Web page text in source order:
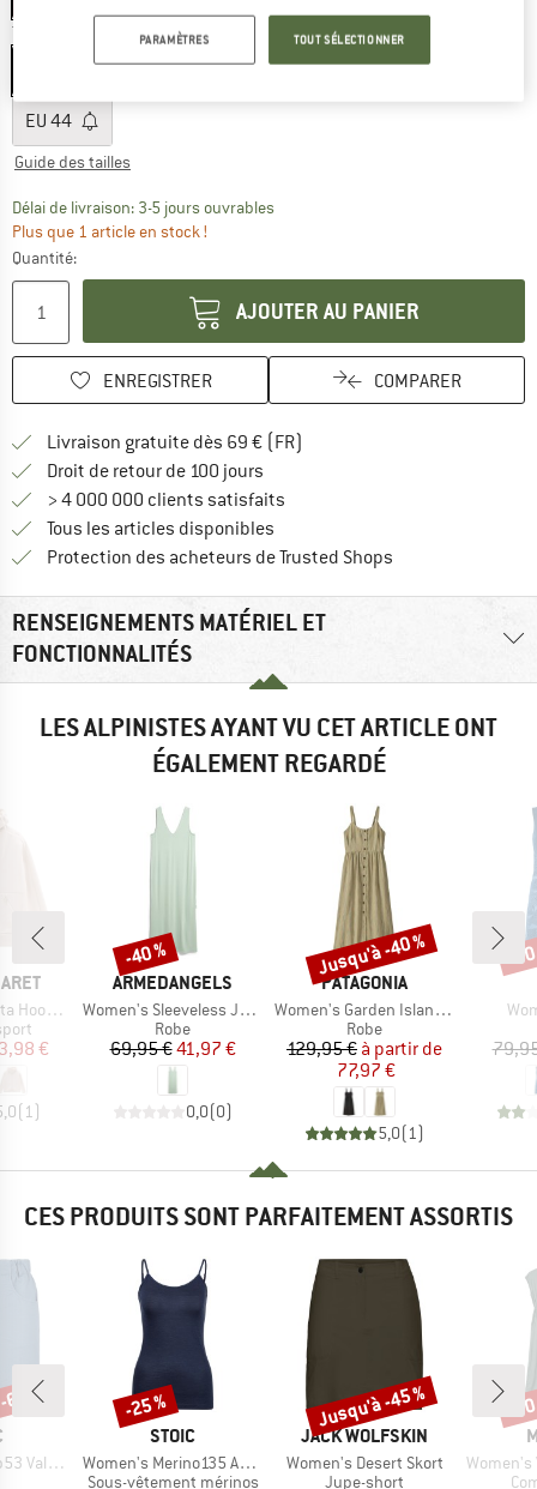
Taille: EU
EU36 EU38 EU40 EU42
EU 44
Guide des tailles
Délai de livraison: 3-5 jours ouvrablesLe lien s'ouvre dans une boîte
Plus que 1 article en stock !
Quantité:
AJOUTER AU PANIER
ENREGISTRER COMPARER
Livraison gratuite dès 69 € (FR)
Droit de retour de 100 jours
> 4 000 000 clients satisfaits
Tous les articles disponibles
Protection des acheteurs de Trusted Shops
RENSEIGNEMENTS MATÉRIEL ET
FONCTIONNALITÉS
LES ALPINISTES AYANT VU CET ARTICLE ONT
ÉGALEMENT REGARDÉ
Jacket
réduit
€
( 1)
MARQUE
ARMEDANGELS
Article
Women's Sleeveless Jersey Midi Dress
Product group
Robe
Prix
69,95 €Prix réduit
41,97 €
0,0(0)
Remise
-40 %
MARQUE
PATAGONIA
Article
Women's Garden Island Dress
Product group
Robe
Prix
129,95 € Prix réduit
à partir de
77,97 €
5,0( 1)
Remise
Jusqu'à -40 % -
CES PRODUITS SONT PARFAITEMENT ASSORTIS
Shorts
%
MARQUE
STOIC
Article
Women's Merino135 AnebySt. Top
Product group
Sous-vêtement mérinos
Remise
-25 %
MARQUE
JACK WOLFSKIN
Article
Women's Desert Skort
Product group
Jupe-short
Remise
Jusqu'à -45 %
Article
Women's
-
PARAMÈTRES TOUT SÉLECTIONNER